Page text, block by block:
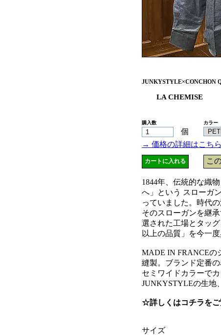
JUNKYSTYLE×CONCHON
LA CHEMISE
購入数
個
カラー
→ 価格の詳細はこちら
こ
1844年、伝統的な織
へ」という スローガ
っていました。時代
そのスローガンを継
選された工場とタッ
以上の品質」を今一
MADE IN FRANCEの
縫製。ブランド定番
セミワイドカラーで
JUNKYSTYLEの生地
☆詳しくはコチラを
サイズ